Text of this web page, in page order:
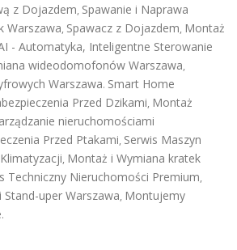
z Dojazdem, Spawanie i Naprawa
Warszawa, Spawacz z Dojazdem, Montaż
- Automatyka, Inteligentne Sterowanie
wideodomofonów Warszawa,
Warszawa. Smart Home
Przed Dzikami, Montaż
nieruchomościami
Przed Ptakami, Serwis Maszyn
, Montaż i Wymiana kratek
Techniczny Nieruchomości Premium,
uper Warszawa, Montujemy
.